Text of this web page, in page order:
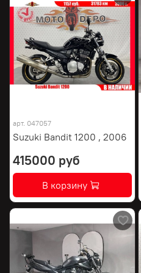
арт. 047057
Suzuki Bandit 1200 , 2006
415000 руб
В корзину